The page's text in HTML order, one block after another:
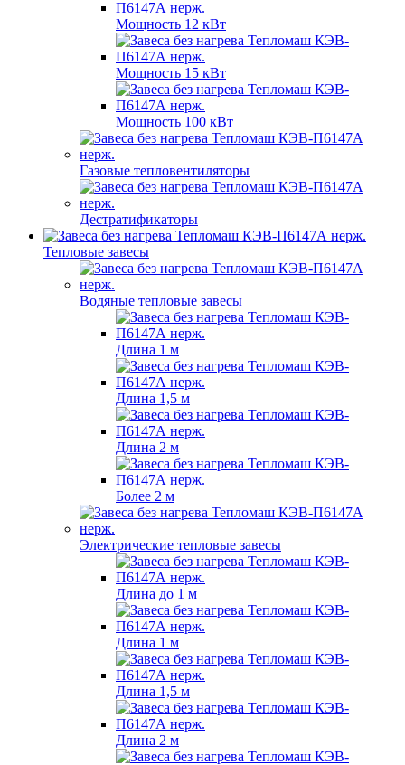
Мощность 12 кВт
Мощность 15 кВт
Мощность 100 кВт
Газовые тепловентиляторы
Дестратификаторы
Тепловые завесы
Водяные тепловые завесы
Длина 1 м
Длина 1,5 м
Длина 2 м
Более 2 м
Электрические тепловые завесы
Длина до 1 м
Длина 1 м
Длина 1,5 м
Длина 2 м